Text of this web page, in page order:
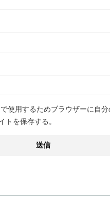
使用するためブラウザーに自分
トを保存する。